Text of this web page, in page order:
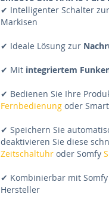
✔ Intelligenter Schalter
Markisen
✔ Ideale Lösung zur
✔ Mit integriertem
✔ Bedienen Sie Ihre
Fernbedienung oder
✔ Speichern Sie
deaktivieren Sie diese
Zeitschaltuhr oder Somfy
✔ Kombinierbar mit
Hersteller